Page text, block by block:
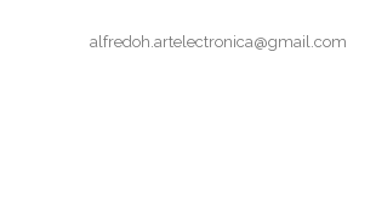
alfredoh.artelectronica@gmail.com